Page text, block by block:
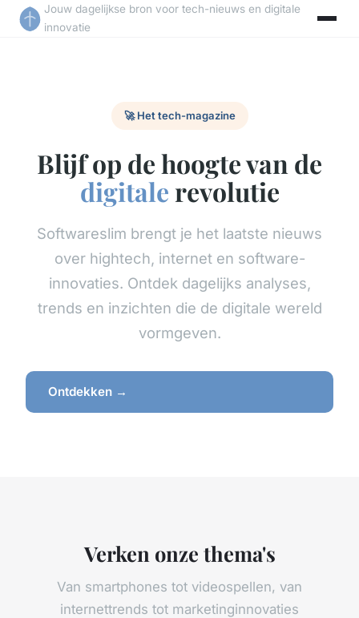
Jouw dagelijkse bron voor tech-nieuws en digitale
innovatie
🚀 Het tech-magazine
Blijf op de hoogte van de
digitalerevolutie
Softwareslim brengt je het laatste nieuws
over hightech, internet en software-
innovaties. Ontdek dagelijks analyses,
trends en inzichten die de digitale wereld
vormgeven.
Ontdekken →
Verken onze thema's
Van smartphones tot videospellen, van
internettrends tot marketinginnovaties